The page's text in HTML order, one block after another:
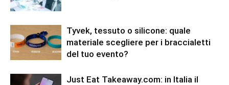
Tyvek, tessuto o silicone: quale
materiale scegliere per i braccialetti
del tuo evento?
Just Eat Takeaway.com: in Italia il